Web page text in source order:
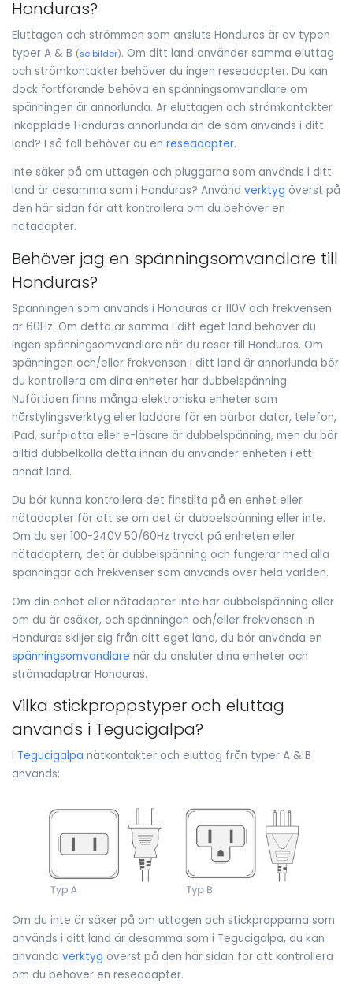
Honduras?
Eluttagen och strömmen som ansluts Honduras är av typen
typer A & B (se bilder). Om ditt land använder samma eluttag
och strömkontakter behöver du ingen reseadapter. Du kan
dock fortfarande behöva en spänningsomvandlare om
spänningen är annorlunda. Är eluttagen och strömkontakter
inkopplade Honduras annorlunda än de som används i ditt
land? I så fall behöver du en reseadapter.
Inte säker på om uttagen och pluggarna som används i ditt
land är desamma som i Honduras? Använd verktyg överst på
den här sidan för att kontrollera om du behöver en
nätadapter.
Behöver jag en spänningsomvandlare till
Honduras?
Spänningen som används i Honduras är 110V och frekvensen
är 60Hz. Om detta är samma i ditt eget land behöver du
ingen spänningsomvandlare när du reser till Honduras. Om
spänningen och/eller frekvensen i ditt land är annorlunda bör
du kontrollera om dina enheter har dubbelspänning.
Nuförtiden finns många elektroniska enheter som
hårstylingsverktyg eller laddare för en bärbar dator, telefon,
iPad, surfplatta eller e-läsare är dubbelspänning, men du bör
alltid dubbelkolla detta innan du använder enheten i ett
annat land.
Du bör kunna kontrollera det finstilta på en enhet eller
nätadapter för att se om det är dubbelspänning eller inte.
Om du ser 100-240V 50/60Hz tryckt på enheten eller
nätadaptern, det är dubbelspänning och fungerar med alla
spänningar och frekvenser som används över hela världen.
Om din enhet eller nätadapter inte har dubbelspänning eller
om du är osäker, och spänningen och/eller frekvensen in
Honduras skiljer sig från ditt eget land, du bör använda en
spänningsomvandlare när du ansluter dina enheter och
strömadaptrar Honduras.
Vilka stickproppstyper och eluttag
används i Tegucigalpa?
I Tegucigalpa nätkontakter och eluttag från typer A & B
används:
Om du inte är säker på om uttagen och stickpropparna som
används i ditt land är desamma som i Tegucigalpa, du kan
använda verktyg överst på den här sidan för att kontrollera
om du behöver en reseadapter.